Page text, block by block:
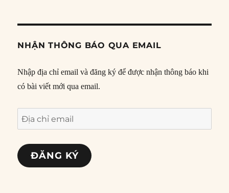
NHẬN THÔNG BÁO QUA EMAIL
Nhập địa chỉ email và đăng ký để được nhận thông báo khi
có bài viết mới qua email.
Địa
chỉ
email
ĐĂNG KÝ